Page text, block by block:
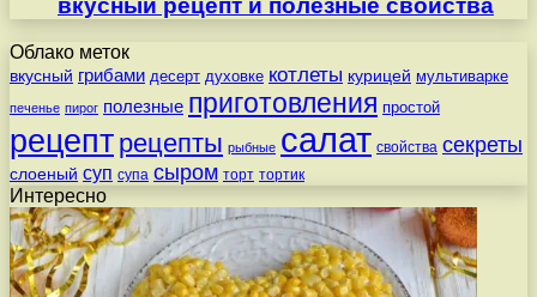
вкусный рецепт и полезные свойства
Облако меток
вкусный грибами десерт духовке котлеты курицей мультиварке
печенье пирог полезные приготовления простой
рецепт рецепты рыбные салат свойства секреты
слоеный суп супа сыром торт тортик
Интересно